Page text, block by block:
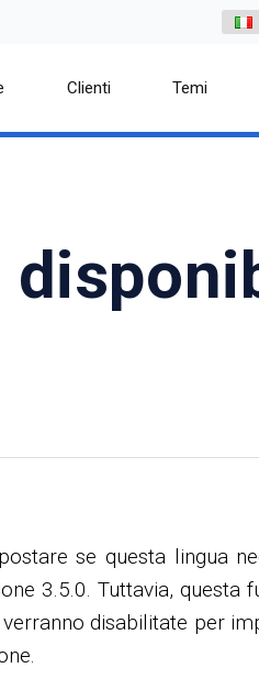
Clienti Temi
se questa lingua
3.5.0. Tuttavia, questa
disabilitate per